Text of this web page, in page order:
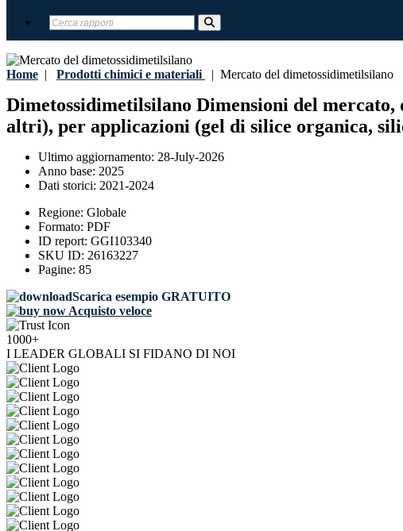
Home | Prodotti chimici e materiali | Mercato del dimetossidimetilsilano
Dimetossidimetilsilano Dimensioni del
altri), per applicazioni (gel di silice organica,
Ultimo aggiornamento: 28-July-2026
Anno base: 2025
Dati storici: 2021-2024
Regione: Globale
Formato: PDF
ID report: GGI103340
SKU ID: 26163227
Pagine: 85
Scarica esempio GRATUITO
Acquisto veloce
1000+
I LEADER GLOBALI SI FIDANO DI NOI